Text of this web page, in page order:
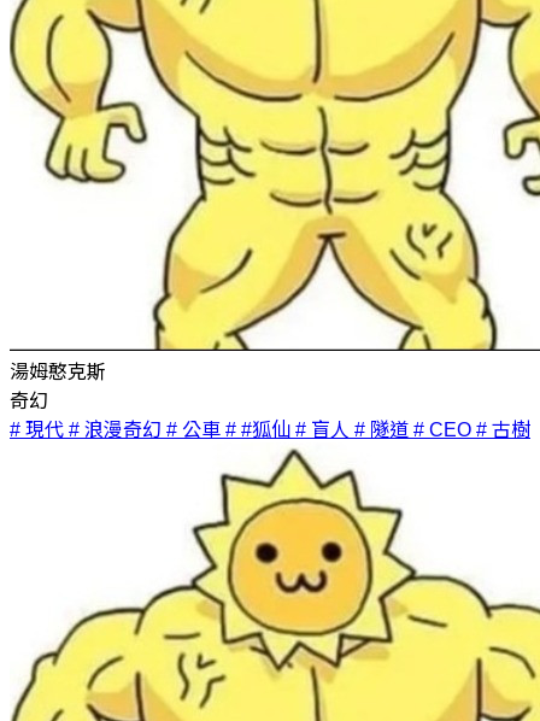
湯姆憨克斯
奇幻
# 現代 # 浪漫奇幻 # 公車 # #狐仙 # 盲人 # 隧道 # CEO # 古樹